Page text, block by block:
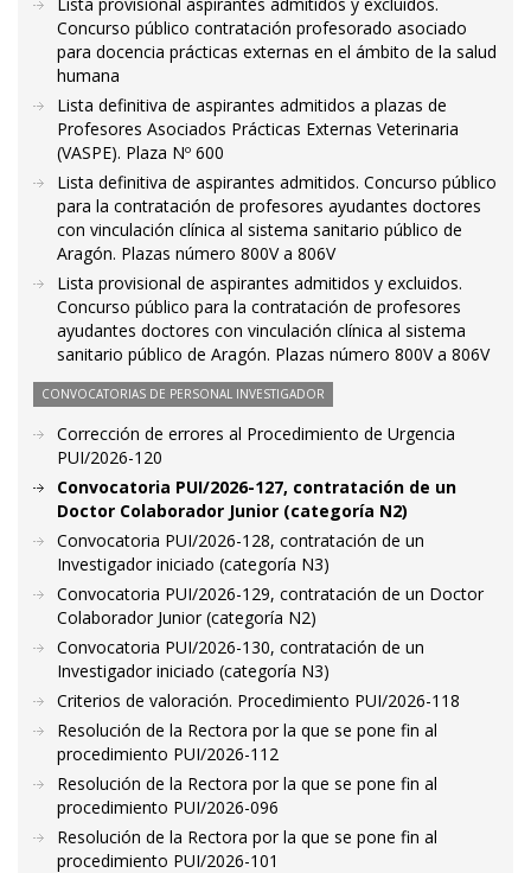
Concurso público contratación profesorado asociado
para docencia prácticas externas en el ámbito de la salud
humana
Lista definitiva de aspirantes admitidos a plazas de
Profesores Asociados Prácticas Externas Veterinaria
(VASPE). Plaza Nº 600
Lista definitiva de aspirantes admitidos. Concurso público
para la contratación de profesores ayudantes doctores
con vinculación clínica al sistema sanitario público de
Aragón. Plazas número 800V a 806V
Lista provisional de aspirantes admitidos y excluidos.
Concurso público para la contratación de profesores
ayudantes doctores con vinculación clínica al sistema
sanitario público de Aragón. Plazas número 800V a 806V
CONVOCATORIAS DE PERSONAL INVESTIGADOR
Corrección de errores al Procedimiento de Urgencia
PUI/2026-120
Convocatoria PUI/2026-127, contratación de un
Doctor Colaborador Junior (categoría N2)
Convocatoria PUI/2026-128, contratación de un
Investigador iniciado (categoría N3)
Convocatoria PUI/2026-129, contratación de un Doctor
Colaborador Junior (categoría N2)
Convocatoria PUI/2026-130, contratación de un
Investigador iniciado (categoría N3)
Criterios de valoración. Procedimiento PUI/2026-118
Resolución de la Rectora por la que se pone fin al
procedimiento PUI/2026-112
Resolución de la Rectora por la que se pone fin al
procedimiento PUI/2026-096
Resolución de la Rectora por la que se pone fin al
procedimiento PUI/2026-101